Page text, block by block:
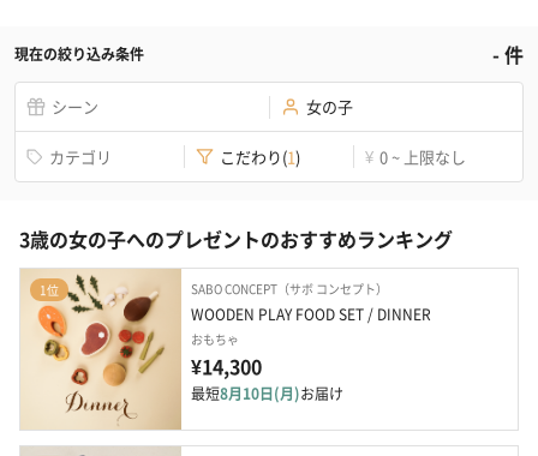
現在の絞り込み条件 -件
シーン 女の子
カテゴリ こだわり(1) ¥ 0 ~ 上限なし
3歳の女の子へのプレゼントのおすすめランキング
1位 SABO CONCEPT（サボ コンセプト）
WOODEN PLAY FOOD SET / DINNER
おもちゃ
¥14,300
最短8月10日(月)お届け